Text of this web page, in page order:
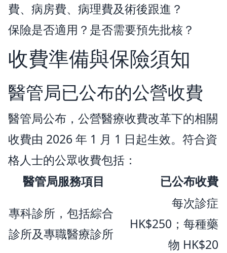
費、病房費、病理費及術後跟進？
保險是否適用？是否需要預先批核？
收費準備與保險須知
醫管局已公布的公營收費
醫管局公布，公營醫療收費改革下的相關
收費由 2026 年 1 月 1 日起生效。符合資
格人士的公眾收費包括：
醫管局服務項目
已公布收費
專科診所，包括綜合
診所及專職醫療診所
每次診症
HK$250；每種藥
物 HK$20